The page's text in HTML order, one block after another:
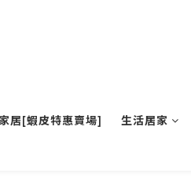
[蝦皮特惠賣場] 生活居家